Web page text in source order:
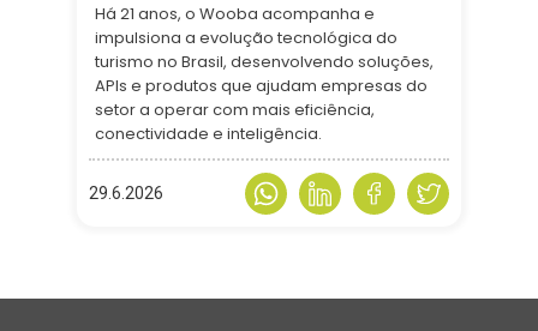
Há 21 anos, o Wooba acompanha e
impulsiona a evolução tecnológica do
turismo no Brasil, desenvolvendo soluções,
APIs e produtos que ajudam empresas do
setor a operar com mais eficiência,
conectividade e inteligência.
29.6.2026